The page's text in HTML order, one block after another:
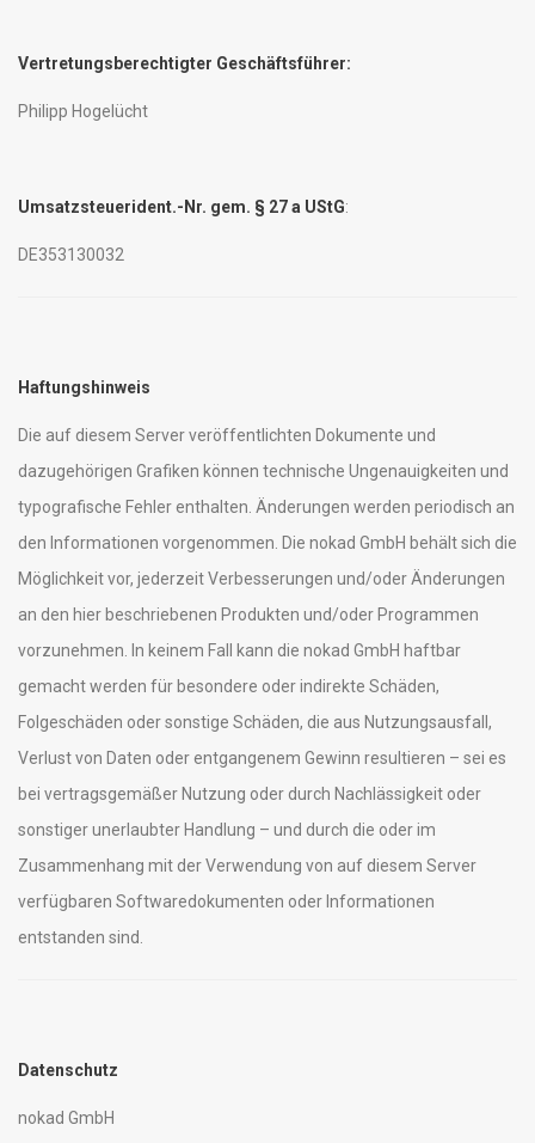
Vertretungsberechtigter Geschäftsführer:
Philipp Hogelücht
Umsatzsteuerident.-Nr. gem. § 27 a UStG:
DE353130032
Haftungshinweis
Die auf diesem Server veröffentlichten Dokumente und
dazugehörigen Grafiken können technische Ungenauigkeiten und
typografische Fehler enthalten. Änderungen werden periodisch an
den Informationen vorgenommen. Die nokad GmbH behält sich die
Möglichkeit vor, jederzeit Verbesserungen und/oder Änderungen
an den hier beschriebenen Produkten und/oder Programmen
vorzunehmen. In keinem Fall kann die nokad GmbH haftbar
gemacht werden für besondere oder indirekte Schäden,
Folgeschäden oder sonstige Schäden, die aus Nutzungsausfall,
Verlust von Daten oder entgangenem Gewinn resultieren – sei es
bei vertragsgemäßer Nutzung oder durch Nachlässigkeit oder
sonstiger unerlaubter Handlung – und durch die oder im
Zusammenhang mit der Verwendung von auf diesem Server
verfügbaren Softwaredokumenten oder Informationen
entstanden sind.
Datenschutz
nokad GmbH